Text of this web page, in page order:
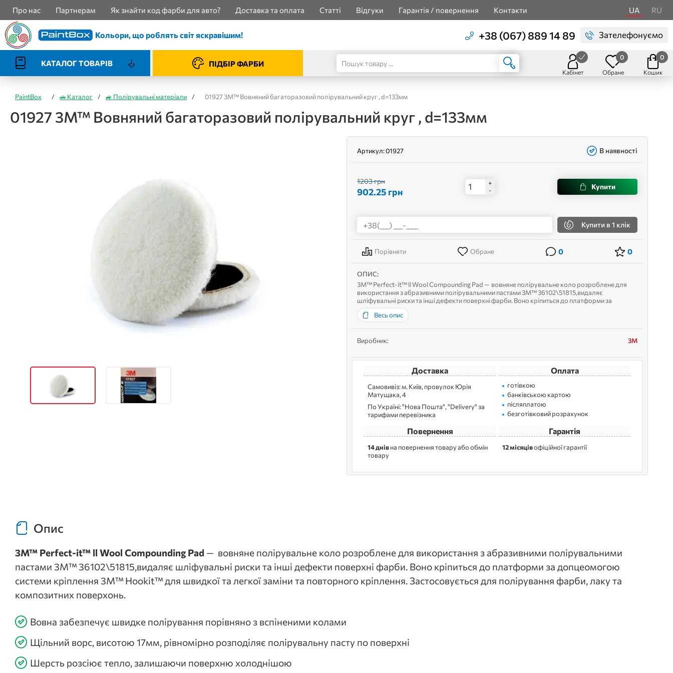
Про нас Партнерам Як знайти код фарби для авто? Доставка та оплата Статті Відгуки Гарантія / повернення Контакти UA RU
Кольори, що роблять світ яскравішим! +38 (067) 889 14 89 Зателефонуємо
КАТАЛОГ ТОВАРІВ ПІДБІР ФАРБИ
Кабінет Обране
0
Кошик
0
PaintBox / 🚗 Каталог / 🚙 Полірувальні матеріали / 01927 3M™ Вовняний багаторазовий полірувальний круг , d=133мм
01927 3M™ Вовняний багаторазовий полірувальний круг , d=133мм
Артикул:01927 В наявності
1203 грн
902.25 грн
+
-
Купити
Купити в 1 клік
Порівняти Обране 0 0
ОПИС:
3M™ Perfect-it™ ll Wool Compounding Pad — вовняне полірувальне коло розроблене для
використання з абразивними полірувальними пастами 3M™ 36102\51815,видаляє
шліфувальні риски та інші дефекти поверхні фарби. Воно кріпиться до платформи за
допцеомогою систе...
Весь опис
Виробник: 3M
Доставка
Самовивіз: м. Kиїв, провулок Юрія
Матущака, 4
По Україні: "Нова Пошта", "Delivery" за
тарифами перевізника
Оплата
готівкою
банківською картою
післяплатою
безготівковий розрахунок
Повернення
14 днівна повернення товару або обмін
товару
Гарантія
12 місяцівофіційної гарантії
Опис
3M™ Perfect-it™ ll Wool Compounding Pad — вовняне полірувальне коло розроблене для використання з абразивними полірувальними
пастами 3M™ 36102\51815,видаляє шліфувальні риски та інші дефекти поверхні фарби. Воно кріпиться до платформи за допцеомогою
системи кріплення 3M™ Hookit™ для швидкої та легкої заміни та повторного кріплення. Застосовується для полірування фарби, лаку та
композитних поверхонь.
Вовна забезпечує швидке полірування порівняно з вспіненими колами
Щільний ворс, висотою 17мм, рівномірно розподіляє полірувальну пасту по поверхні
Шерсть розсіює тепло, залишаючи поверхню холоднішою